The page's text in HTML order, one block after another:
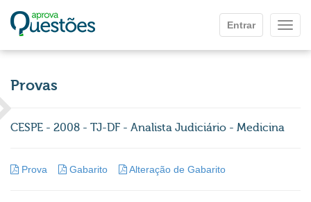
Entrar
Provas
CESPE - 2008 - TJ-DF - Analista Judiciário - Medicina
Prova Gabarito Alteração de Gabarito